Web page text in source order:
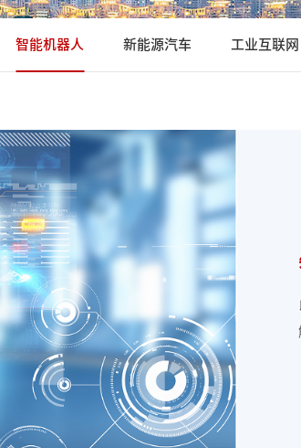
智能机器人 新能源汽车 工业互联网